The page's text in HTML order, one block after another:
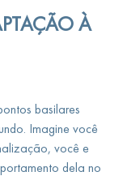
À
basilares
Imagine você
você e
dela no